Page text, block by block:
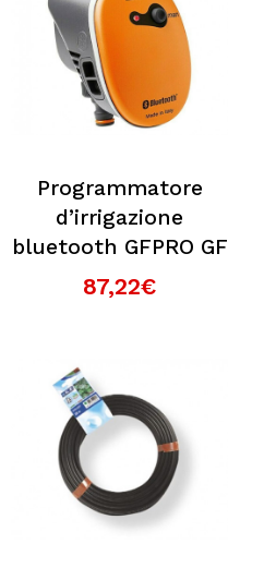
Programmatore
d’irrigazione
bluetooth GFPRO GF
87,22€